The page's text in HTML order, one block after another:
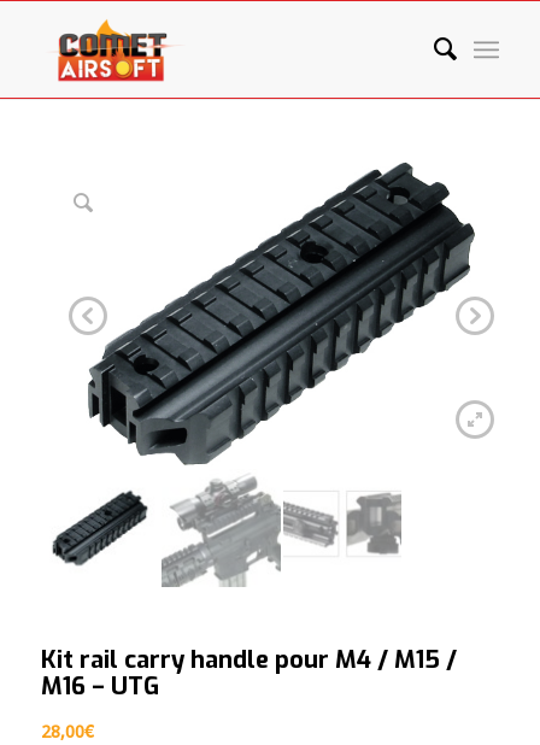
Kit rail carry handle pour M4 / M15 /
M16 – UTG
28,00€